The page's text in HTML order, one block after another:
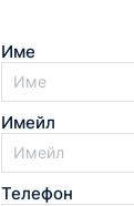
Име
Имейл
Телефон